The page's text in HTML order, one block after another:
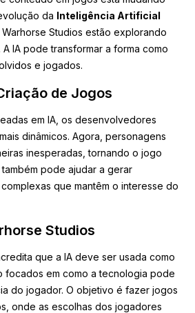
da Inteligência Artificial
Studios estão explorando
IA pode transformar a forma como
e jogados.
de Jogos
em IA, os desenvolvedores
dinâmicos. Agora, personagens
inesperadas, tornando o jogo
pode ajudar a gerar
que mantêm o interesse do
Studios
que a IA deve ser usada como
focados em como a tecnologia pode
do jogador. O objetivo é fazer jogos
onde as escolhas dos jogadores